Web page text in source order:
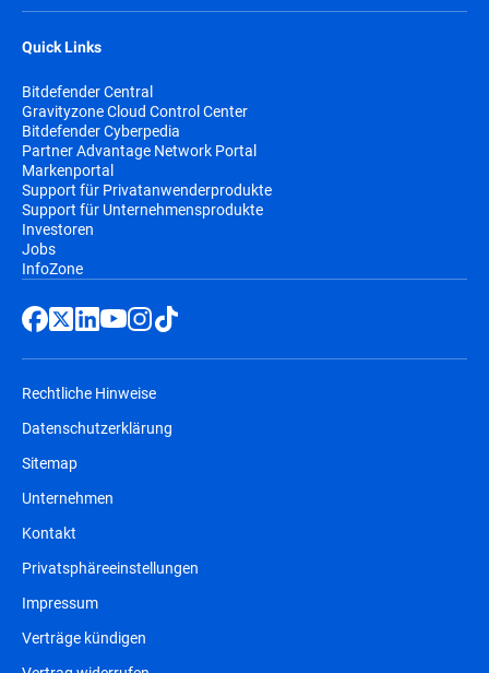
Quick Links
Bitdefender Central
Gravityzone Cloud Control Center
Bitdefender Cyberpedia
Partner Advantage Network Portal
Markenportal
Support für Privatanwenderprodukte
Support für Unternehmensprodukte
Investoren
Jobs
InfoZone
Rechtliche Hinweise
Datenschutzerklärung
Sitemap
Unternehmen
Kontakt
Privatsphäreeinstellungen
Impressum
Verträge kündigen